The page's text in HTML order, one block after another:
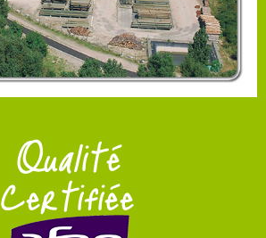
Qualité
Certifiée